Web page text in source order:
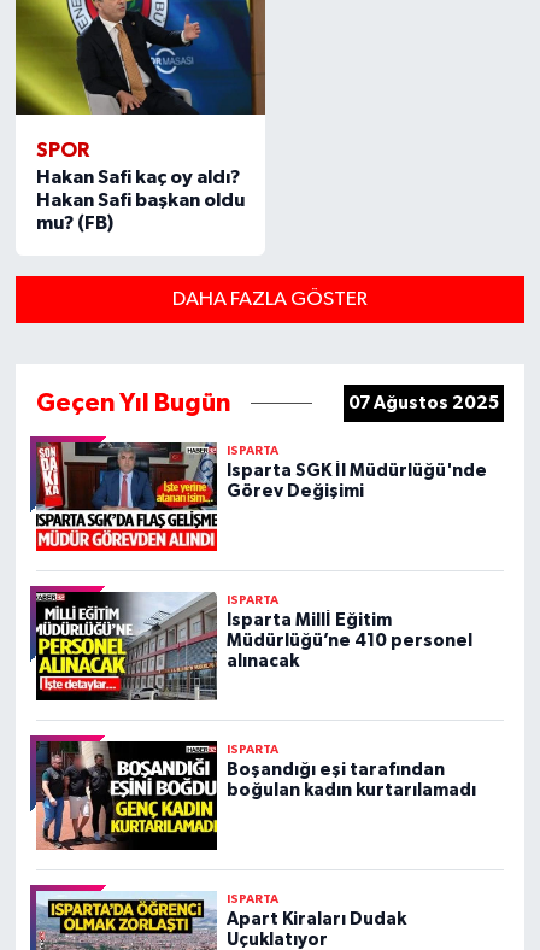
SPOR
Hakan Safi kaç oy aldı?
Hakan Safi başkan oldu
mu? (FB)
DAHA FAZLA GÖSTER
Geçen Yıl Bugün 07 Ağustos 2025
ISPARTA
Isparta SGK İl Müdürlüğü'nde
Görev Değişimi
ISPARTA
Isparta Millİ Eğitim
Müdürlüğü’ne 410 personel
alınacak
ISPARTA
Boşandığı eşi tarafından
boğulan kadın kurtarılamadı
ISPARTA
Apart Kiraları Dudak
Uçuklatıyor